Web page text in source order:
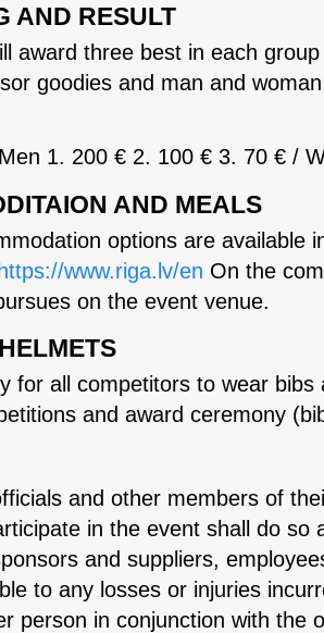
AND RESULT
award three best in each
goodies and man and
1. 200 €‎ 2. 100 €‎ 3. 70 €‎ /
AND MEALS
options are available
www.riga.lv/en On the
on the event venue.
for all competitors to wear
and award ceremony
and other members of
in the event shall do so
and suppliers,
to any losses or injuries
person in conjunction with the